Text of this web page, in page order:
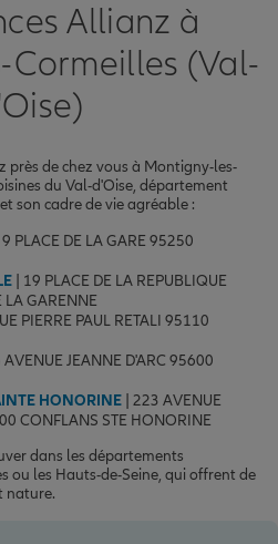
Allianz à
(Val-
près de chez vous à Montigny-les-
du Val-d'Oise, département
son cadre de vie agréable :
| 9 PLACE DE LA GARE 95250
| 19 PLACE DE LA REPUBLIQUE
GARENNE
PIERRE PAUL RETALI 95110
AVENUE JEANNE D'ARC 95600
HONORINE | 223 AVENUE
CONFLANS STE HONORINE
dans les départements
ou les Hauts-de-Seine, qui offrent de
nature.